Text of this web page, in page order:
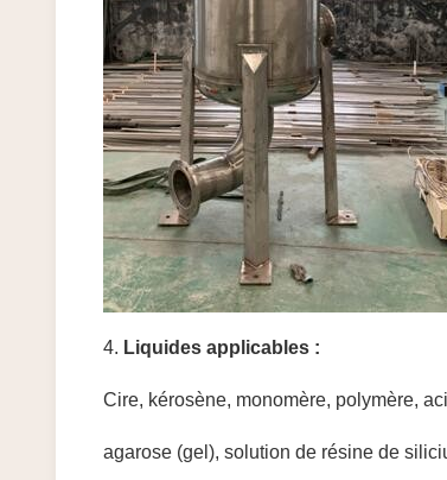
4. Liquides applicables :
Cire, kérosène, monomère, polymère,
agarose (gel), solution de résine de